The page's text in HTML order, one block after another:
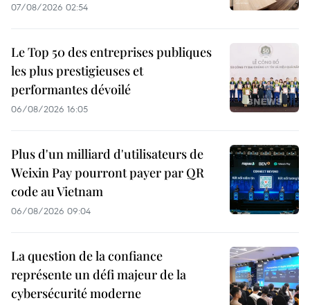
07/08/2026 02:54
Le Top 50 des entreprises publiques
les plus prestigieuses et
performantes dévoilé
06/08/2026 16:05
Plus d'un milliard d'utilisateurs de
Weixin Pay pourront payer par QR
code au Vietnam
06/08/2026 09:04
La question de la confiance
représente un défi majeur de la
cybersécurité moderne